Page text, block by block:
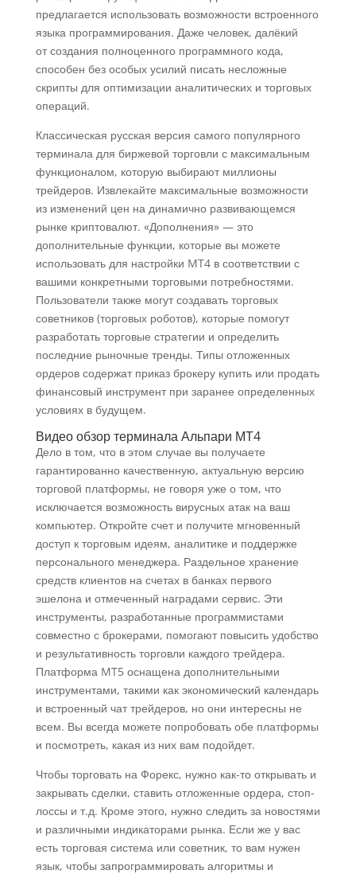
предлагается использовать возможности встроенного
языка программирования. Даже человек, далёкий
от создания полноценного программного кода,
способен без особых усилий писать несложные
скрипты для оптимизации аналитических и торговых
операций.
Классическая русская версия самого популярного
терминала для биржевой торговли с максимальным
функционалом, которую выбирают миллионы
трейдеров. Извлекайте максимальные возможности
из изменений цен на динамично развивающемся
рынке криптовалют. «Дополнения» — это
дополнительные функции, которые вы можете
использовать для настройки MT4 в соответствии с
вашими конкретными торговыми потребностями.
Пользователи также могут создавать торговых
советников (торговых роботов), которые помогут
разработать торговые стратегии и определить
последние рыночные тренды. Типы отложенных
ордеров содержат приказ брокеру купить или продать
финансовый инструмент при заранее определенных
условиях в будущем.
Видео обзор терминала Альпари МТ4
Дело в том, что в этом случае вы получаете
гарантированно качественную, актуальную версию
торговой платформы, не говоря уже о том, что
исключается возможность вирусных атак на ваш
компьютер. Откройте счет и получите мгновенный
доступ к торговым идеям, аналитике и поддержке
персонального менеджера. Раздельное хранение
средств клиентов на счетах в банках первого
эшелона и отмеченный наградами сервис. Эти
инструменты, разработанные программистами
совместно с брокерами, помогают повысить удобство
и результативность торговли каждого трейдера.
Платформа MT5 оснащена дополнительными
инструментами, такими как экономический календарь
и встроенный чат трейдеров, но они интересны не
всем. Вы всегда можете попробовать обе платформы
и посмотреть, какая из них вам подойдет.
Чтобы торговать на Форекс, нужно как-то открывать и
закрывать сделки, ставить отложенные ордера, стоп-
лоссы и т.д. Кроме этого, нужно следить за новостями
и различными индикаторами рынка. Если же у вас
есть торговая система или советник, то вам нужен
язык, чтобы запрограммировать алгоритмы и